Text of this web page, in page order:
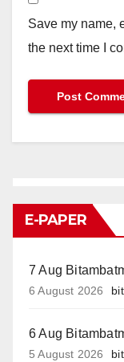
Save my name,
the next time I
E-PAPER
7 Aug
6 August 2026
6 Aug
5 August 2026